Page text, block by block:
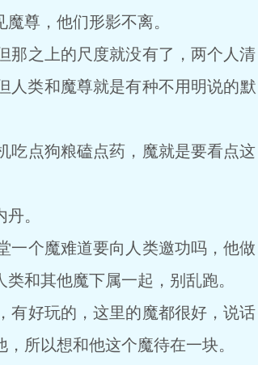
尊，他们形影不离。
之上的尺度就没有了，两个人清
人类和魔尊就是有种不用明说的默
点狗粮磕点药，魔就是要看点这
。
个魔难道要向人类邀功吗，他做
和其他魔下属一起，别乱跑。
好玩的，这里的魔都很好，说话
所以想和他这个魔待在一块。